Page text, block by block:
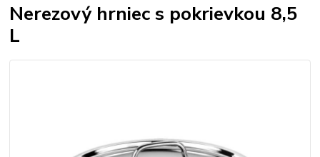
Nerezový hrniec s pokrievkou 8,5
L